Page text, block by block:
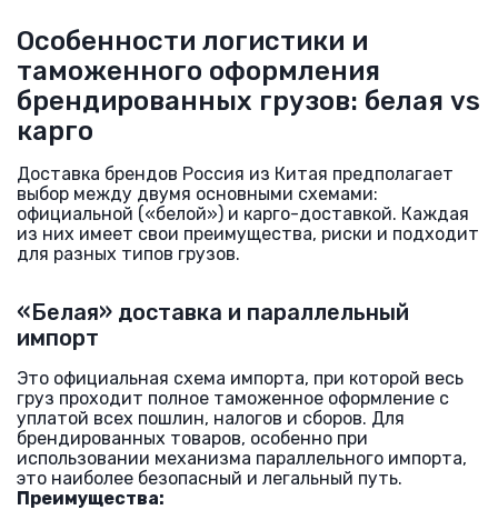
Особенности логистики и
таможенного оформления
брендированных грузов: белая vs
карго
Доставка брендов Россия из Китая предполагает
выбор между двумя основными схемами:
официальной («белой») и карго-доставкой. Каждая
из них имеет свои преимущества, риски и подходит
для разных типов грузов.
«Белая» доставка и параллельный
импорт
Это официальная схема импорта, при которой весь
груз проходит полное таможенное оформление с
уплатой всех пошлин, налогов и сборов. Для
брендированных товаров, особенно при
использовании механизма параллельного импорта,
это наиболее безопасный и легальный путь.
Преимущества: